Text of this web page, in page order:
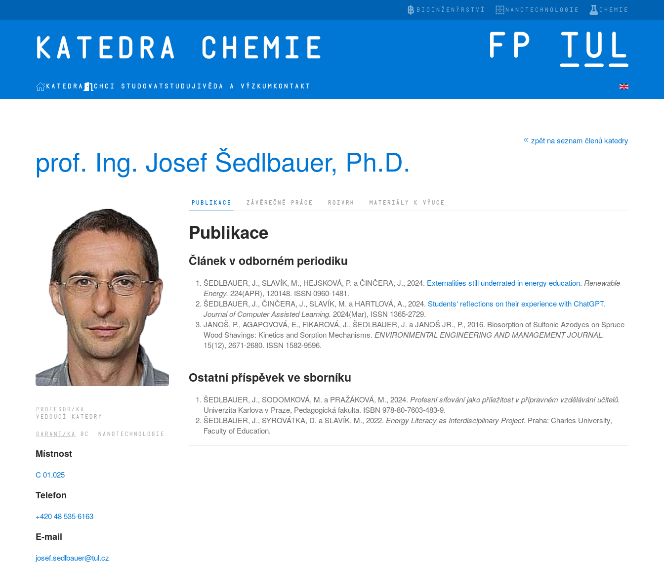
Přejít na hlavní obsah
BIOINŽENÝRSTVÍ NANOTECHNOLOGIE CHEMIE
KATEDRA CHCI STUDOVAT STUDUJI VĚDA A VÝZKUM KONTAKT
zpět na seznam členů katedry
prof. Ing. Josef Šedlbauer, Ph.D.
PROFESOR /KA
VEDOUCÍ KATEDRY
GARANT/KA BC. NANOTECHNOLOGIE
Místnost
C 01.025
Telefon
+420 48 535 6163
E-mail
josef.sedlbauer@tul.cz
PUBLIKACE ZÁVĚREČNÉ PRÁCE ROZVRH MATERIÁLY K VÝUCE
Publikace
Článek v odborném periodiku
ŠEDLBAUER, J., SLAVÍK, M., HEJSKOVÁ, P. a ČINČERA, J., 2024. Externalities still underrated in energy education. Renewable
Energy. 224(APR), 120148. ISSN 0960-1481.
ŠEDLBAUER, J., ČINČERA, J., SLAVÍK, M. a HARTLOVÁ, A., 2024. Students‘ reflections on their experience with ChatGPT.
Journal of Computer Assisted Learning. 2024(Mar), ISSN 1365-2729.
JANOŠ, P., AGAPOVOVÁ, E., FIKAROVÁ, J., ŠEDLBAUER, J. a JANOŠ JR., P., 2016. Biosorption of Sulfonic Azodyes on Spruce
Wood Shavings: Kinetics and Sorption Mechanisms. ENVIRONMENTAL ENGINEERING AND MANAGEMENT JOURNAL.
15(12), 2671-2680. ISSN 1582-9596.
Ostatní příspěvek ve sborníku
ŠEDLBAUER, J., SODOMKOVÁ, M. a PRAŽÁKOVÁ, M., 2024. Profesní síťování jako příležitost v přípravném vzdělávání učitelů.
Univerzita Karlova v Praze, Pedagogická fakulta. ISBN 978-80-7603-483-9.
ŠEDLBAUER, J., SYROVÁTKA, D. a SLAVÍK, M., 2022. Energy Literacy as Interdisciplinary Project. Praha: Charles University,
Faculty of Education.